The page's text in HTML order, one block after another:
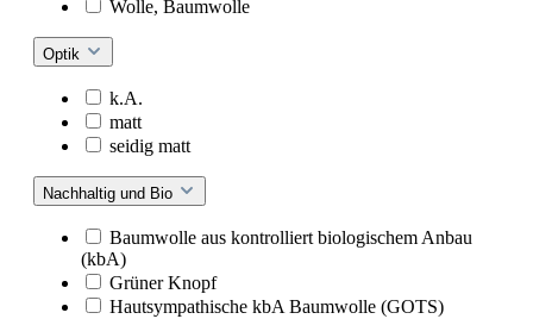
Wolle, Baumwolle
Optik
k.A.
matt
seidig matt
Nachhaltig und Bio
Baumwolle aus kontrolliert biologischem Anbau
(kbA)
Grüner Knopf
Hautsympathische kbA Baumwolle (GOTS)